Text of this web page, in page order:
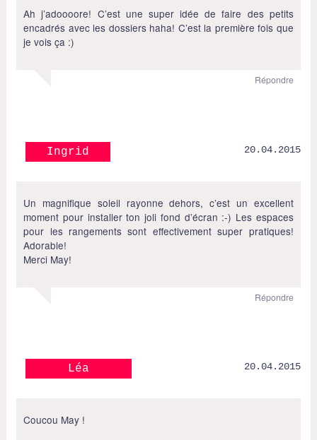
Ah j’adoooore! C’est une super idée de faire des petits
encadrés avec les dossiers haha! C’est la première fois que
je vois ça :)
Répondre
Ingrid 20.04.2015
Un magnifique soleil rayonne dehors, c’est un excellent
moment pour installer ton joli fond d’écran :-) Les espaces
pour les rangements sont effectivement super pratiques!
Adorable!
Merci May!
Répondre
Léa 20.04.2015
Coucou May !